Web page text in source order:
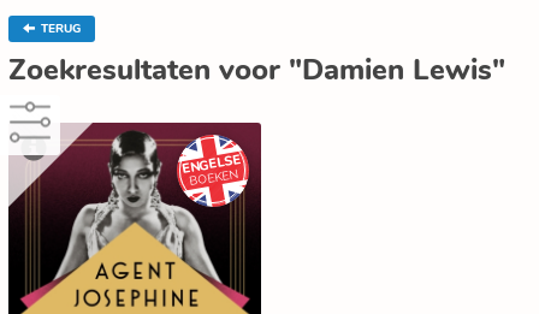
TERUG
Zoekresultaten voor "Damien Lewis"
ENGELSE
BOEKEN